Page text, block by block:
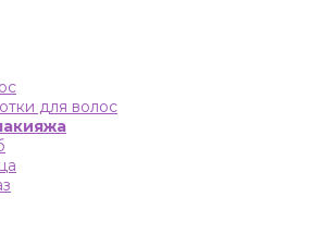
для волос